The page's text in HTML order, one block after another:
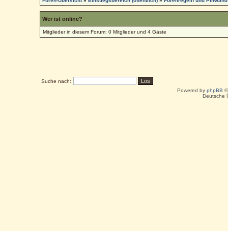
Wer ist online?
Mitglieder in diesem Forum: 0 Mitglieder und 4 Gäste
Suche nach:
Powered by phpBB
Deutsche